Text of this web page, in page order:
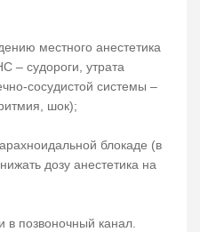
местного анестетика
– судороги, утрата
сосудистой системы –
шок);
блокаде (в
дозу анестетика на
в позвоночный канал.